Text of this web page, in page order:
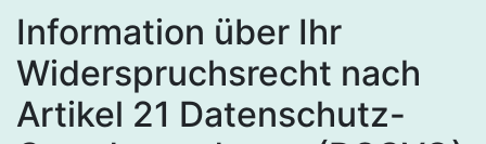
Information über Ihr
Widerspruchsrecht nach
Artikel 21 Datenschutz-